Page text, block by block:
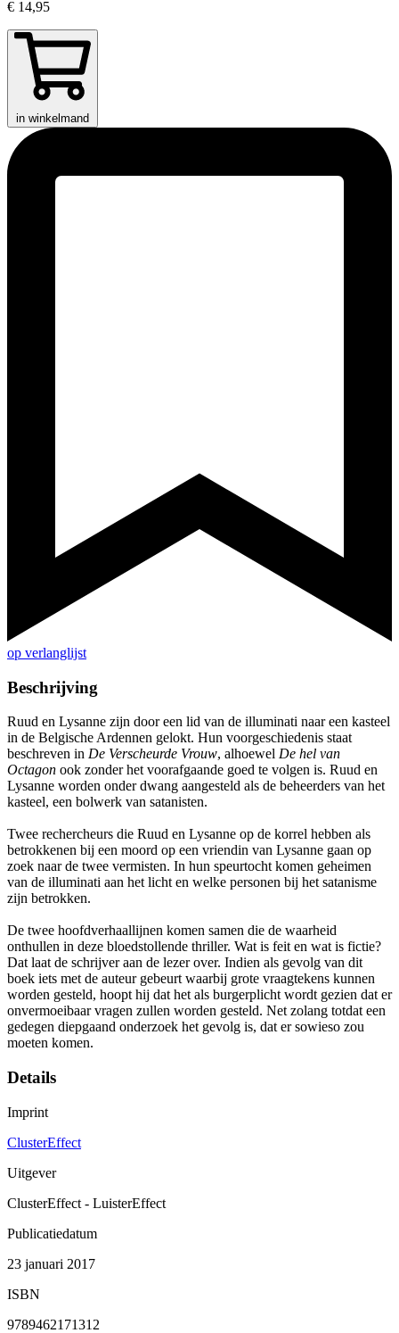
€ 14,95
in winkelmand
op verlanglijst
Beschrijving
Ruud en Lysanne zijn door een lid van de illuminati naar een kasteel
in de Belgische Ardennen gelokt. Hun voorgeschiedenis staat
beschreven in De Verscheurde Vrouw, alhoewel De hel van
Octagon ook zonder het voorafgaande goed te volgen is. Ruud en
Lysanne worden onder dwang aangesteld als de beheerders van het
kasteel, een bolwerk van satanisten.
Twee rechercheurs die Ruud en Lysanne op de korrel hebben als
betrokkenen bij een moord op een vriendin van Lysanne gaan op
zoek naar de twee vermisten. In hun speurtocht komen geheimen
van de illuminati aan het licht en welke personen bij het satanisme
zijn betrokken.
De twee hoofdverhaallijnen komen samen die de waarheid
onthullen in deze bloedstollende thriller. Wat is feit en wat is fictie?
Dat laat de schrijver aan de lezer over. Indien als gevolg van dit
boek iets met de auteur gebeurt waarbij grote vraagtekens kunnen
worden gesteld, hoopt hij dat het als burgerplicht wordt gezien dat er
onvermoeibaar vragen zullen worden gesteld. Net zolang totdat een
gedegen diepgaand onderzoek het gevolg is, dat er sowieso zou
moeten komen.
Details
Imprint
ClusterEffect
Uitgever
ClusterEffect - LuisterEffect
Publicatiedatum
23 januari 2017
ISBN
9789462171312